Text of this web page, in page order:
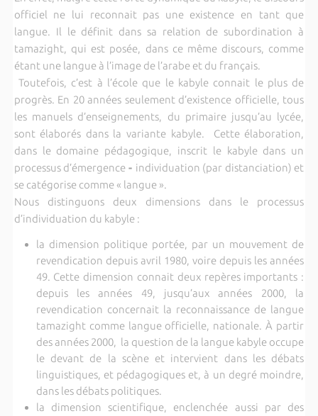
officiel ne lui reconnait pas une existence en tant que
langue. Il le définit dans sa relation de subordination à
tamazight, qui est posée, dans ce même discours, comme
étant une langue à l’image de l’arabe et du français.
Toutefois, c’est à l’école que le kabyle connait le plus de
progrès. En 20 années seulement d’existence officielle, tous
les manuels d’enseignements, du primaire jusqu’au lycée,
sont élaborés dans la variante kabyle. Cette élaboration,
dans le domaine pédagogique, inscrit le kabyle dans un
processus d’émergence - individuation (par distanciation) et
se catégorise comme « langue ».
Nous distinguons deux dimensions dans le processus
d’individuation du kabyle :
la dimension politique portée, par un mouvement de
revendication depuis avril 1980, voire depuis les années
49. Cette dimension connait deux repères importants :
depuis les années 49, jusqu’aux années 2000, la
revendication concernait la reconnaissance de langue
tamazight comme langue officielle, nationale. À partir
des années 2000, la question de la langue kabyle occupe
le devant de la scène et intervient dans les débats
linguistiques, et pédagogiques et, à un degré moindre,
dans les débats politiques.
la dimension scientifique, enclenchée aussi par des